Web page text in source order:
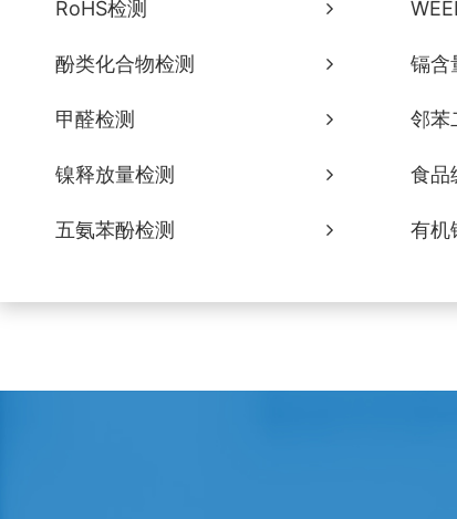
RoHS检测
酚类化合物检测 镉含
甲醛检测 邻苯
镍释放量检测 食品
五氨苯酚检测 有机